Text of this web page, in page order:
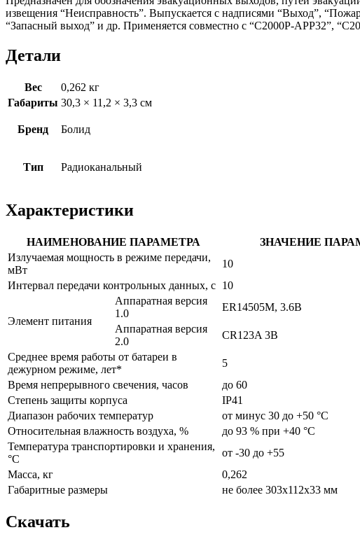
извещения “Неисправность”. Выпускается с надписями “Выход”,
“Запасный выход” и др. Применяется совместно с “С2000Р-АРР32”,
Детали
Вес
0,262 кг
Габариты 30,3 × 11,2 × 3,3 см
Бренд Болид
Тип Радиоканальный
Характеристики
НАИМЕНОВАНИЕ ПАРАМЕТРА
ЗНАЧЕНИЕ
Излучаемая мощность в режиме передачи,
мВт
10
Интервал передачи контрольных данных, с 10
Элемент питания
Аппаратная версия
1.0
ER14505M, 3.6В
Аппаратная версия
2.0
CR123A 3В
Среднее время работы от батареи в
дежурном режиме, лет*
5
Время непрерывного свечения, часов
до 60
Степень защиты корпуса
IP41
Диапазон рабочих температур
от минус 30 до +50 °С
Относительная влажность воздуха, %
до 93 % при +40 °С
Температура транспортировки и хранения,
°С
от -30 до +55
Масса, кг
0,262
Габаритные размеры
не более 303х112х33 мм
Скачать